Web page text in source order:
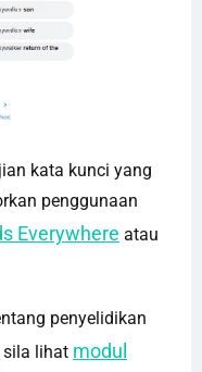
kata kunci yang
penggunaan
Everywhere atau
penyelidikan
sila lihat modul